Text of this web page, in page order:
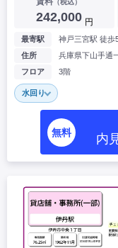
242,000 円
最寄駅
神戸三宮駅 徒歩
住所
兵庫県下山手通
フロア
3階
水回り
無料 内